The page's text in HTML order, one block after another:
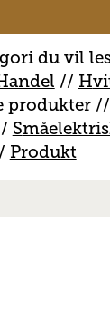
du vil
// H
produkter//
S
Produkt